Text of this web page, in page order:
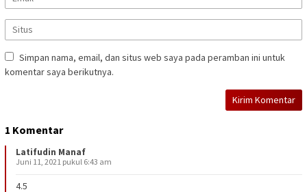
Simpan nama, email, dan situs web saya pada peramban ini untuk
komentar saya berikutnya.
1 Komentar
Latifudin Manaf
Juni 11, 2021 pukul 6:43 am
4.5